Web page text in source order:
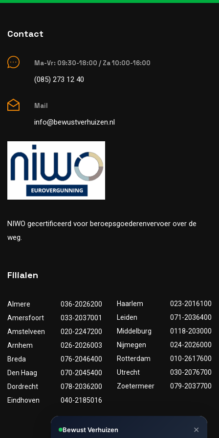
Contact
Ma-Vr: 09:30-18:00 / Za 10:00-16:00
(085) 273 12 40
Mail
info@bewustverhuizen.nl
NIWO gecertificeerd voor beroepsgoederenvervoer over de
weg.
Filialen
Almere
036-2026200
Amersfoort
033-2037001
Amstelveen
020-2247200
Arnhem
026-2026003
Breda
076-2046400
Den Haag
070-2045400
Dordrecht
078-2036200
Eindhoven
040-2185016
Haarlem
023-2016100
Leiden
071-2036400
Middelburg
0118-203000
Nijmegen
024-2026000
Rotterdam
010-2617600
Utrecht
030-2076700
Zoetermeer
079-2037700
✕